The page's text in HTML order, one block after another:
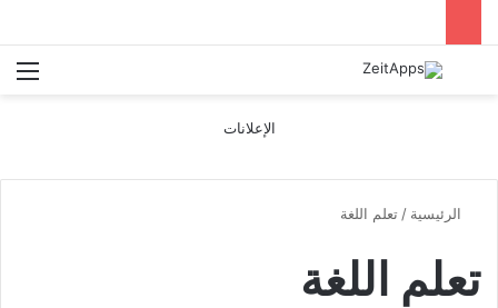
بحث عن
الإعلانات
الرئيسية / تعلم اللغة
تعلم اللغة